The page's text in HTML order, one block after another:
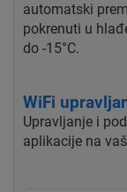
automatski
pokrenuti u
do -15°C.
WiFi
Upravljanje i
aplikacije na